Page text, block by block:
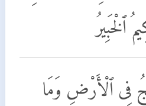
ٱلْخَبِيرُ
فِى ٱلْأَرْضِ وَمَا